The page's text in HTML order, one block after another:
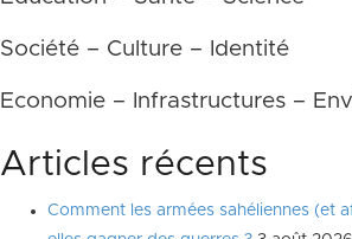
Société – Culture – Identité
Economie – Infrastructures –
Articles récents
Comment les armées sahéliennes (et